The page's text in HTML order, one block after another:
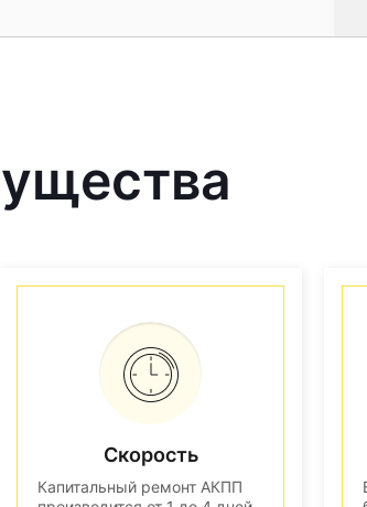
Скорость
Капитальный ремонт АКПП